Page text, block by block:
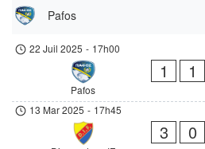
Pafos
22 Juil 2025 - 17h00
Pafos
1 1
13 Mar 2025 - 17h45
3 0